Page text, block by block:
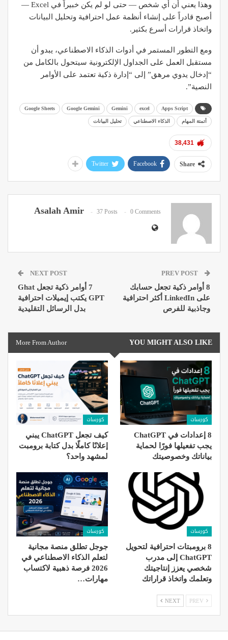
وهذا يعني أن أي شخص — حتى لو لم يكن خبيراً في Excel —
أصبح قادراً على إنشاء أنظمة عمل احترافية وتحليل البيانات
واتخاذ قرارات أسرع بكثير.
ومع التطور المستمر في أدوات الذكاء الاصطناعي، يبدو أن
مستقبل العمل على الجداول الإلكترونية سيتحول بالكامل من
“إدخال يدوي مرهق” إلى “إدارة ذكية تعتمد على الأوامر
النصية”.
Apps Script
excel
Gemini
Google Gemini
Google Sheets
أتمتة المهام الذكاء الاصطناعي تحليل البيانات
38,431
Share
Facebook
Twitter
Asalah Amir 37 Posts 0 Comments
8 أوامر ذكية تجعل حسابك
على LinkedIn أكثر احترافية
وجاذبية للفرص
NEXT POST
7 أوامر ذكية تجعل Ghat
GPT يكتب إيميلات احترافية
بدل الرسائل التقليدية
YOU MIGHT ALSO LIKE
More From Author
كورسات
8 إعدادات في ChatGPT
يجب تفعيلها فورًا لحماية
بياناتك وخصوصيتك
كورسات
كيف تجعل ChatGPT يبني
إعلانًا كاملًا بدل كتابة برومبت
لمشهد واحد؟
كورسات
8 برومبتات احترافية لتحويل
ChatGPT إلى مدرب
شخصي يعزز إنتاجيتك
وتعلمك واتخاذ قراراتك
كورسات
جوجل تطلق منصة مجانية
لتعلم الذكاء الاصطناعي في
2026 فرصة ذهبية لاكتساب
مهارات…
NEXT